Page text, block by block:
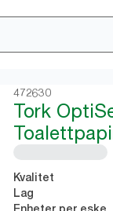
472630
Tork
Kvalitet
Lag